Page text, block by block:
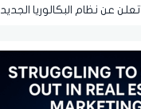
تعلن عن نظام البكالوريا الجديد